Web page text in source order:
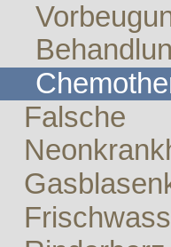
Falsche